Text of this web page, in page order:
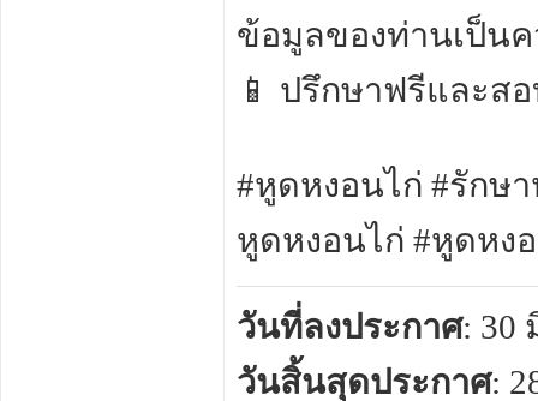
ข้อมูลของท่านเป็น
📱 ปรึกษาฟรีและส
#หูดหงอนไก่ #รักษ
หูดหงอนไก่ #หูดหง
วันที่ลงประกาศ: 30
วันสิ้นสุดประกาศ: